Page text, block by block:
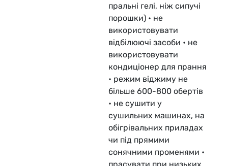
пральні гелі, ніж сипучі
порошки) • не
використовувати
відбілюючі засоби • не
використовувати
кондиціонер для прання
• режим віджиму не
більше 600-800 обертів
• не сушити у
сушильних машинах, на
обігрівальних приладах
чи під прямими
сонячними променями •